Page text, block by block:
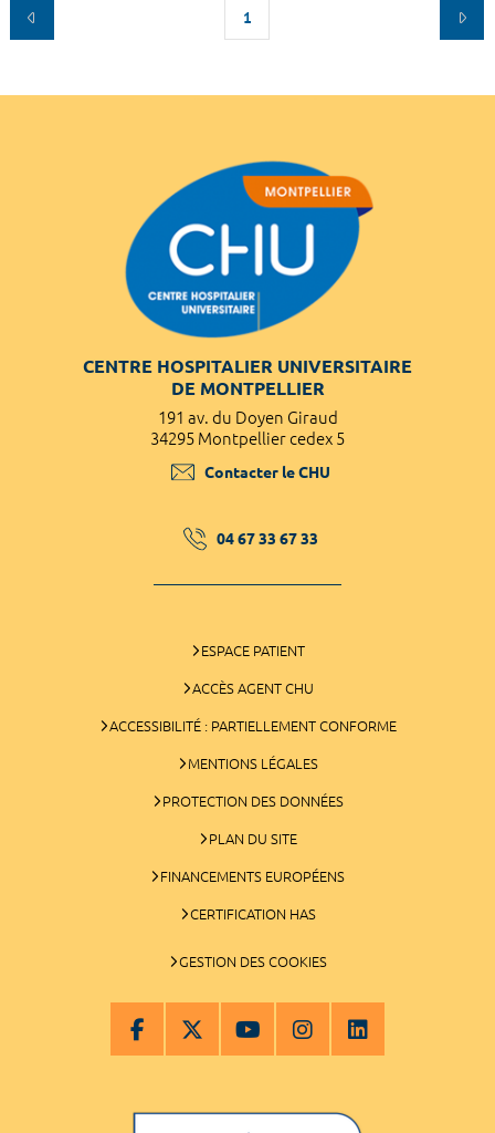
1
CENTRE HOSPITALIER UNIVERSITAIRE
DE MONTPELLIER
191 av. du Doyen Giraud
34295 Montpellier cedex 5
Contacter le CHU
04 67 33 67 33
ESPACE PATIENT
ACCÈS AGENT CHU
ACCESSIBILITÉ : PARTIELLEMENT CONFORME
MENTIONS LÉGALES
PROTECTION DES DONNÉES
PLAN DU SITE
FINANCEMENTS EUROPÉENS
CERTIFICATION HAS
GESTION DES COOKIES